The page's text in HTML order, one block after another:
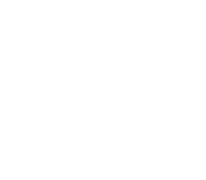
niveau te
de perfecte
van een
Wat onze
is hun formaat